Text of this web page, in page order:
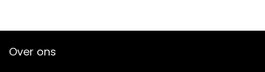
Over ons